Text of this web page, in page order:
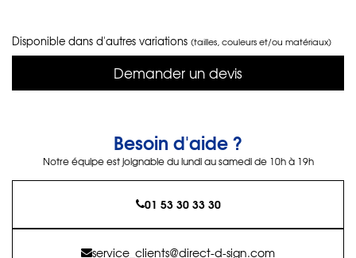
Disponible dans d'autres variations (tailles, couleurs et/ou matériaux)
Demander un devis
Besoin d'aide ?
Notre équipe est joignable du lundi au samedi de 10h à 19h
01 53 30 33 30
service_clients@direct-d-sign.com